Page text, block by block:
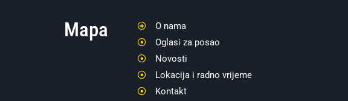
Mapa
O nama
Oglasi za posao
Novosti
Lokacija i radno vrijeme
Kontakt